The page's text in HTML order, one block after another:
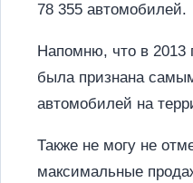
78 355 автомобилей.
Напомню, что в 2013
была признана
автомобилей на
Также не могу не
максимальные